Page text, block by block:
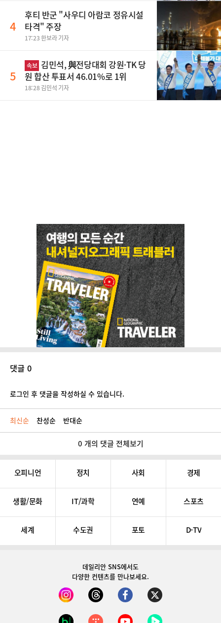
4
후티 반군 "사우디 아람코 정유시설
타격" 주장
17:23 한보라 기자
5
속보 김민석, 與전당대회 강원·TK 당
원 합산 투표서 46.01%로 1위
18:28 김민석 기자
댓글 0
로그인 후 댓글을 작성하실 수 있습니다.
최신순 찬성순 반대순
0 개의 댓글 전체보기
오피니언 정치 사회 경제
생활/문화 IT/과학 연예 스포츠
세계 수도권 포토 D-TV
데일리안 SNS에서도
다양한 컨텐츠를 만나보세요.